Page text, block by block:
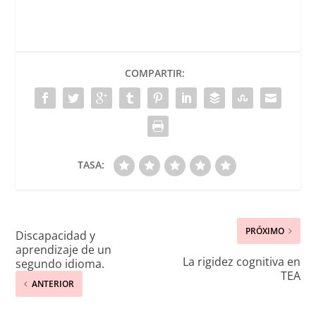
COMPARTIR:
TASA:
Discapacidad y
aprendizaje de un
segundo idioma.
ANTERIOR
PRÓXIMO
La rigidez cognitiva en
TEA